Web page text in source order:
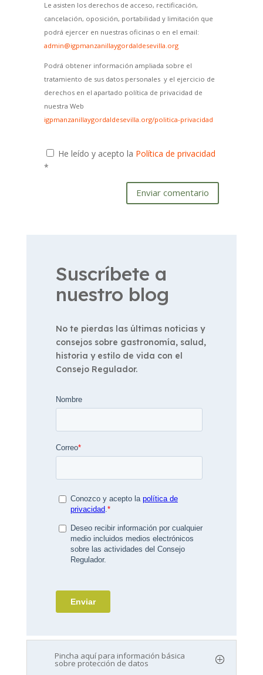
Le asisten los derechos de acceso, rectificación,
cancelación, oposición, portabilidad y limitación que
podrá ejercer en nuestras oficinas o en el email:
admin@igpmanzanillaygordaldesevilla.org
Podrá obtener información ampliada sobre el
tratamiento de sus datos personales y el ejercicio de
derechos en el apartado política de privacidad de
nuestra Web
igpmanzanillaygordaldesevilla.org/politica-privacidad
He leído y acepto la Política de privacidad
*
Enviar comentario
Suscríbete a
nuestro blog
No te pierdas las últimas noticias y
consejos sobre gastronomía, salud,
historia y estilo de vida con el
Consejo Regulador.
Pincha aquí para información básica
sobre protección de datos